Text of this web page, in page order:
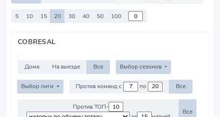
5 10 15 20 30 40 50 100
COBRESAL
Дома На выезде Все Выбор сезонов
Выбор лиги Против команд с по Все
Против ТОП-
Все